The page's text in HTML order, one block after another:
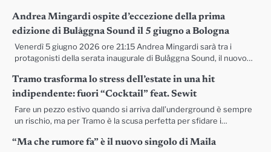
Andrea Mingardi ospite d’eccezione della prima
edizione di Bulåggna Sound il 5 giugno a Bologna
Venerdì 5 giugno 2026 ore 21:15 Andrea Mingardi sarà tra i
protagonisti della serata inaugurale di Bulåggna Sound, il nuovo…
Tramo trasforma lo stress dell’estate in una hit
indipendente: fuori “Cocktail” feat. Sewit
Fare un pezzo estivo quando si arriva dall’underground è sempre
un rischio, ma per Tramo è la scusa perfetta per sfidare i…
“Ma che rumore fa” è il nuovo singolo di Maila